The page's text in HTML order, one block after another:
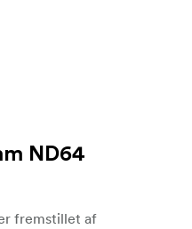
ND64
fremstillet af